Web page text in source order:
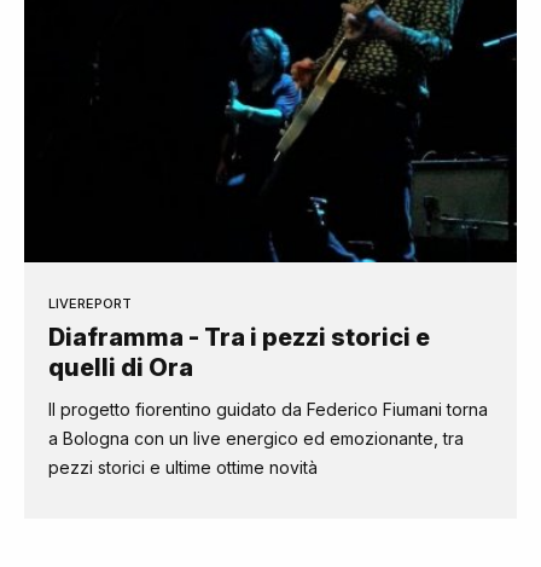
LIVEREPORT
Diaframma - Tra i pezzi storici e
quelli di Ora
Il progetto fiorentino guidato da Federico Fiumani torna
a Bologna con un live energico ed emozionante, tra
pezzi storici e ultime ottime novità